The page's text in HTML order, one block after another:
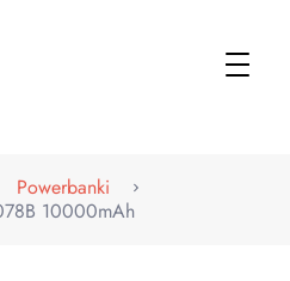
Powerbanki
10000mAh